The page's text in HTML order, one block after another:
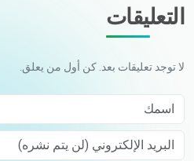
التعليقات
لا توجد تعليقات بعد. كن أول من يعلق.
اسمك
البريد الإلكتروني (لن يتم نشره)